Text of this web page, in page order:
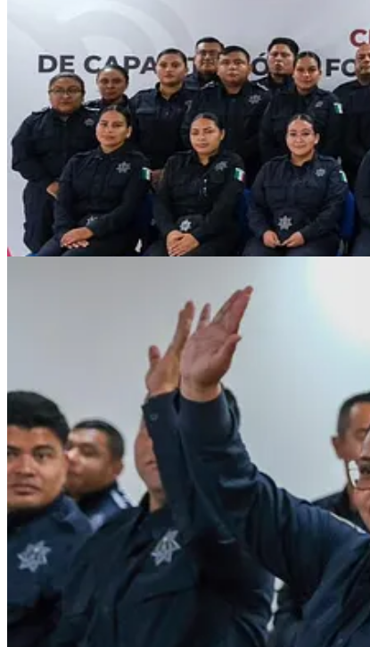
Durante el evento se presentaron los resultados obtenidos a
capacitación de 340 servidores públicos y el desarrollo de cinco
Asimismo, se destacó que Quintana Roo fue una de las